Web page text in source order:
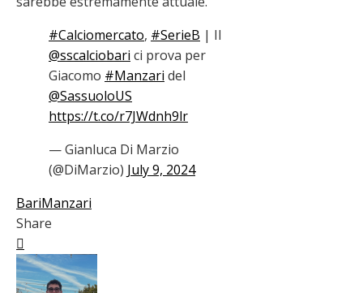
#Calciomercato, #SerieB | Il
@sscalciobari ci prova per
Giacomo #Manzari del
@SassuoloUS
https://t.co/r7JWdnh9lr
— Gianluca Di Marzio
(@DiMarzio) July 9, 2024
BariManzari
Share
Facebook
Twitter
LinkedIn
Pinterest